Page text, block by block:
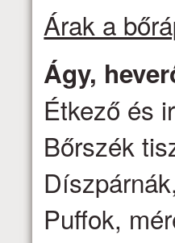
Árak a
Ágy,
Étkező és
Bőrszék
Puffok,